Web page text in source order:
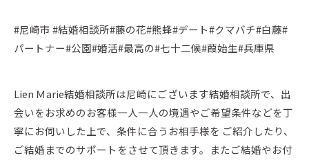
#尼崎市 #結婚相談所#藤の花#熊蜂#デート#クマバチ#白藤#
パートナー#公園#婚活#最高の#七十二候#葭始生#兵庫県
Lien Ｍarie結婚相談所は尼崎にございます結婚相談所で、出
会いをお求めのお客様一人一人の境遇やご希望条件などを丁
寧にお伺いした上で、条件に合うお相手様を ご紹介したり、
ご結婚までのサポートをさせて頂きます。またご結婚やお付